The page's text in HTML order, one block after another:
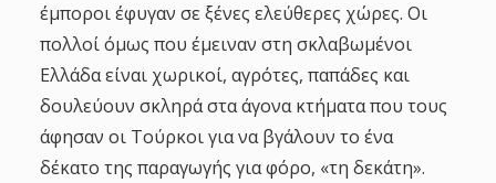
έμποροι έφυγαν σε ξένες ελεύθερες χώρες. Οι
πολλοί όμως που έμειναν στη σκλαβωμένοι
Ελλάδα είναι χωρικοί, αγρότες, παπάδες και
δουλεύουν σκληρά στα άγονα κτήματα που τους
άφησαν οι Τούρκοι για να βγάλουν το ένα
δέκατο της παραγωγής για φόρο, «τη δεκάτη».